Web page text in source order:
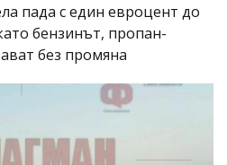
пада с един евроцент до
бензинът, пропан-
без промяна